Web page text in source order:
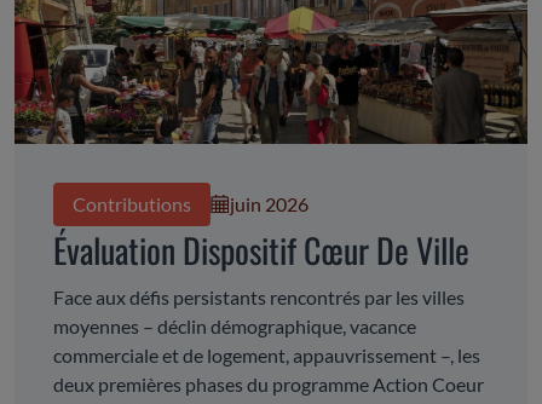
Contributions juin 2026
Évaluation Dispositif Cœur De Ville
Face aux défis persistants rencontrés par les villes
moyennes – déclin démographique, vacance
commerciale et de logement, appauvrissement –, les
deux premières phases du programme Action Coeur